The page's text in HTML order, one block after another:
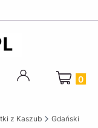
Produkty
z Kaszub Gdańskie